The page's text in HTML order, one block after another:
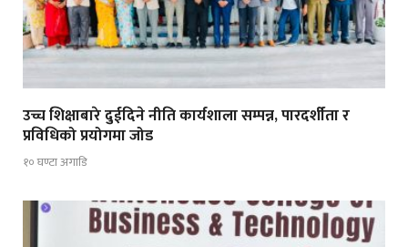
उच्च शिक्षाबारे दुईदिने नीति कार्यशाला सम्पन्न, पारदर्शीता र
प्रविधिको प्रयोगमा जोड
१० घण्टा अगाडि